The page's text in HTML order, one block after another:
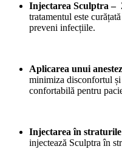
Injectarea Sculptra –
tratamentul este
preveni infecțiile.
Aplicarea unui
minimiza disconfortul și
confortabilă pentru
Injectarea în
injectează Sculptra în